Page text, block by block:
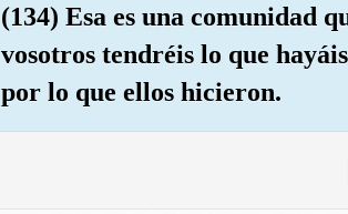
(134) Esa es una comunidad
vosotros tendréis lo que
por lo que ellos hicieron.